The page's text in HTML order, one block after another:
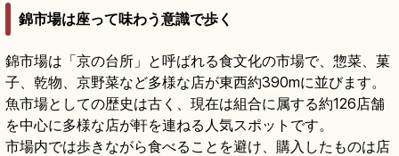
錦市場は座って味わう意識で歩く
錦市場は「京の台所」と呼ばれる食文化の市場で、惣菜、菓
子、乾物、京野菜など多様な店が東西約390mに並びます。
魚市場としての歴史は古く、現在は組合に属する約126店舗
を中心に多様な店が軒を連ねる人気スポットです。
市場内では歩きながら食べることを避け、購入したものは店